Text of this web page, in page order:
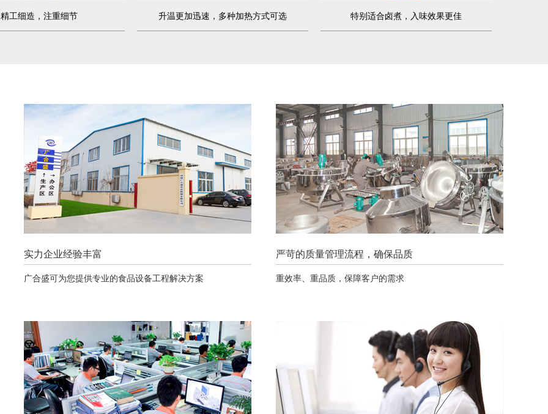
精工细造，注重细节 升温更加迅速，多种加热方式可选 特别适合卤煮，入味效果更佳
实力企业经验丰富
广合盛可为您提供专业的食品设备工程解决方案
严苛的质量管理流程，确保品质
重效率、重品质，保障客户的需求